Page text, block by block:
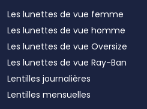
Les lunettes de vue femme
Les lunettes de vue homme
Les lunettes de vue Oversize
Les lunettes de vue Ray-Ban
Lentilles journalières
Lentilles mensuelles